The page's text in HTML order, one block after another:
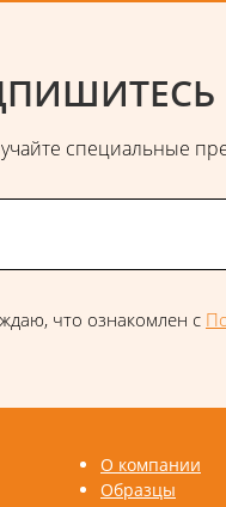
специальные
что ознакомлен с
О компании
Образцы